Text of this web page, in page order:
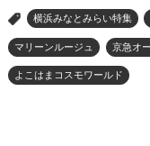
> 横浜みなとみらい特集
マリーンルージュ 京急オ
よこはまコスモワールド